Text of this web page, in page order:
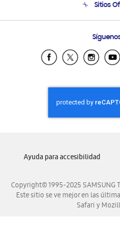
Condiciones
Soporte
Sitios
Samsung
Samsung El
Samsung
Samsung
Samsung
Samsung
Copyright© 1995-2025 SAMSUNG
Este sitio se ve mejor en las
Safari y
Ayuda para accesibilidad